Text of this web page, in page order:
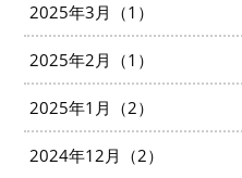
2025年3月（1）
2025年2月（1）
2025年1月（2）
2024年12月（2）